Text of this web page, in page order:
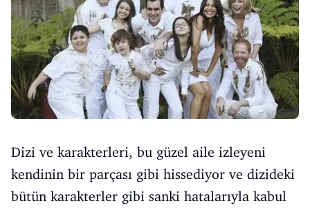
Dizi ve karakterleri, bu güzel aile izleyeni
kendinin bir parçası gibi hissediyor ve dizideki
bütün karakterler gibi sanki hatalarıyla kabul